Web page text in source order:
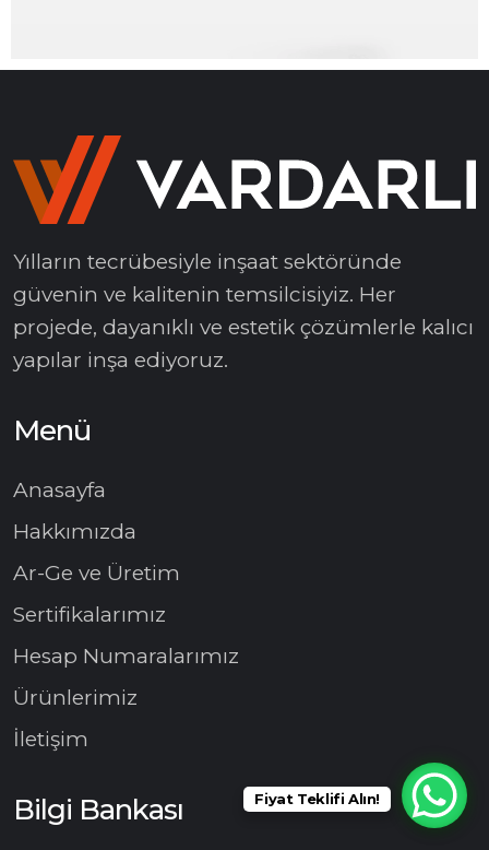
Yılların tecrübesiyle inşaat sektöründe
güvenin ve kalitenin temsilcisiyiz. Her
projede, dayanıklı ve estetik çözümlerle kalıcı
yapılar inşa ediyoruz.
Menü
Anasayfa
Hakkımızda
Ar-Ge ve Üretim
Sertifikalarımız
Hesap Numaralarımız
Ürünlerimiz
İletişim
Bilgi Bankası Fiyat Teklifi Alın!